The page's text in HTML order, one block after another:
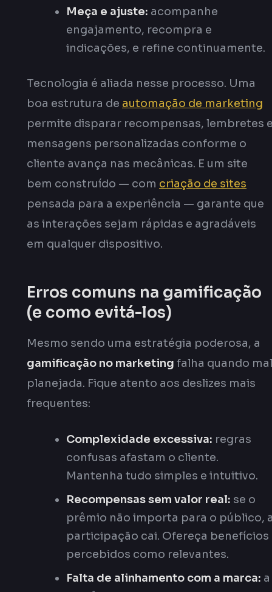
Meça e ajuste: acompanhe
engajamento, recompra e
indicações, e refine continuamente.
Tecnologia é aliada nesse processo. Uma
boa estrutura de automação de marketing
permite disparar recompensas, lembretes
mensagens personalizadas conforme o
cliente avança nas mecânicas. E um site
bem construído — com criação de sites
pensada para a experiência — garante que
as interações sejam rápidas e agradáveis
em qualquer dispositivo.
Erros comuns na gamificação
(e como evitá-los)
Mesmo sendo uma estratégia poderosa, a
gamificação no marketing falha quando mal
planejada. Fique atento aos deslizes mais
frequentes:
Complexidade excessiva: regras
confusas afastam o cliente.
Mantenha tudo simples e intuitivo.
Recompensas sem valor real: se o
prêmio não importa para o público,
participação cai. Ofereça benefícios
percebidos como relevantes.
Falta de alinhamento com a marca: a